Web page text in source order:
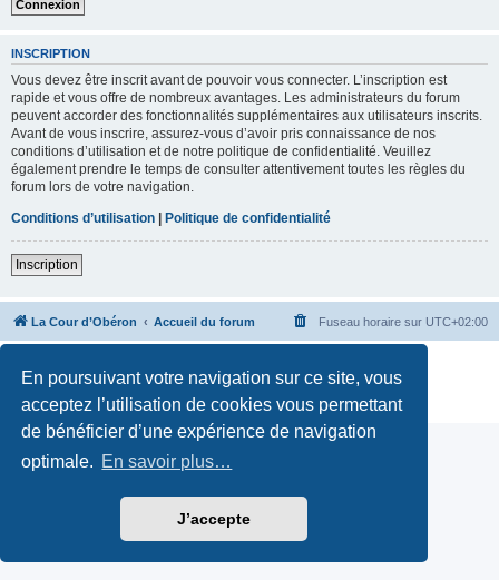
En poursuivant votre navigation sur ce site, vous
acceptez l’utilisation de cookies vous permettant
de bénéficier d’une expérience de navigation
optimale. En savoir plus…
J’accepte
INSCRIPTION
Vous devez être inscrit avant de pouvoir vous connecter. L’inscription est
rapide et vous offre de nombreux avantages. Les administrateurs du forum
peuvent accorder des fonctionnalités supplémentaires aux utilisateurs inscrits.
Avant de vous inscrire, assurez-vous d’avoir pris connaissance de nos
conditions d’utilisation et de notre politique de confidentialité. Veuillez
également prendre le temps de consulter attentivement toutes les règles du
forum lors de votre navigation.
Conditions d’utilisation | Politique de confidentialité
Inscription
La Cour d’Obéron Accueil du forum Fuseau horaire sur UTC+02:00
Traduction française officielle ©Qiaeru
Confidentialité|Conditions